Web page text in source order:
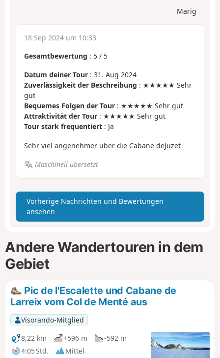
Marig
18 Sep 2024 um 10:33
Gesamtbewertung : 5 / 5
Datum deiner Tour : 31. Aug 2024
Zuverlässigkeit der Beschreibung : ★★★★★ Sehr
gut
Bequemes Folgen der Tour : ★★★★★ Sehr gut
Attraktivität der Tour : ★★★★★ Sehr gut
Tour stark frequentiert : Ja
Sehr viel angenehmer über die Cabane deJuzet
Maschinell übersetzt
Vorherige Nachrichten und Bewertungen
ansehen
Andere Wandertouren in dem
Gebiet
Pic de l'Escalette und Cabane de
Larreix vom Col de Menté aus
Visorando-Mitglied
8,22 km
+596 m
-592 m
4:05 Std.
Mittel